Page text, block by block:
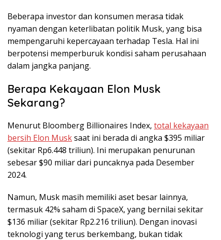
Beberapa investor dan konsumen merasa tidak
nyaman dengan keterlibatan politik Musk, yang bisa
mempengaruhi kepercayaan terhadap Tesla. Hal ini
berpotensi memperburuk kondisi saham perusahaan
dalam jangka panjang.
Berapa Kekayaan Elon Musk
Sekarang?
Menurut Bloomberg Billionaires Index, total kekayaan
bersih Elon Musksaat ini berada di angka $395 miliar
(sekitar Rp6.448 triliun). Ini merupakan penurunan
sebesar $90 miliar dari puncaknya pada Desember
2024.
Namun, Musk masih memiliki aset besar lainnya,
termasuk 42% saham di SpaceX, yang bernilai sekitar
$136 miliar (sekitar Rp2.216 triliun). Dengan inovasi
teknologi yang terus berkembang, bukan tidak